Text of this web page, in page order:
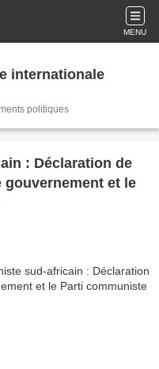
MENU
internationale
politiques
: Déclaration de
et le